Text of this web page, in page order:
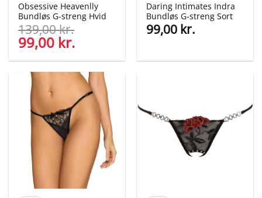
Obsessive Heavenlly
Bundløs G-streng Hvid
139,00kr.
Den
oprindelige
pris
var:
139,00 kr..
99,00 kr.
aktuelle
pris
er:
99,00 kr..
Daring Intimates Indra
Bundløs G-streng Sort
99,00 kr.